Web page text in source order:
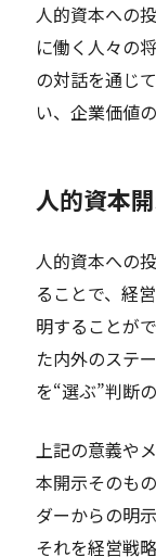
人的資本への
に働く人々の
の対話を通じ
い、企業価値
人的資本
人的資本への
ることで、経
明することが
た内外のステ
を“選ぶ”判断
上記の意義や
本開示そのも
ダーからの明
それを経営戦